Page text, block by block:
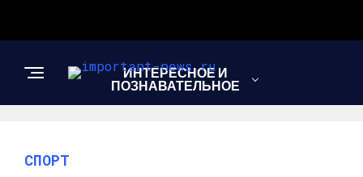
ИНТЕРЕСНОЕ И
ПОЗНАВАТЕЛЬНОЕ
СПОРТ